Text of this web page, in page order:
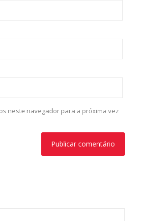
neste navegador para a próxima vez